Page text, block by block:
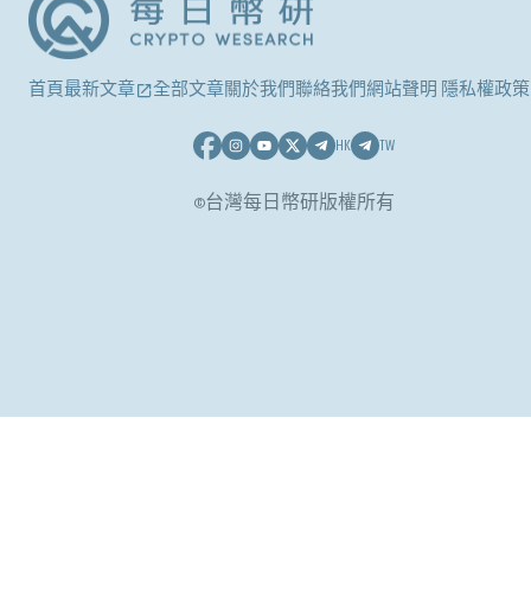
首頁最新文章 全部文章關於我們聯絡我們網站聲明 隱私權政策
HK TW
©台灣每日幣研版權所有